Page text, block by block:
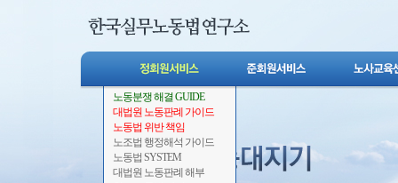
노동분쟁 해결 GUIDE
대법원 노동판례 가이드
노동법 위반 책임
노조법 행정해석 가이드
노동법 SYSTEM
대법원 노동판례 해부